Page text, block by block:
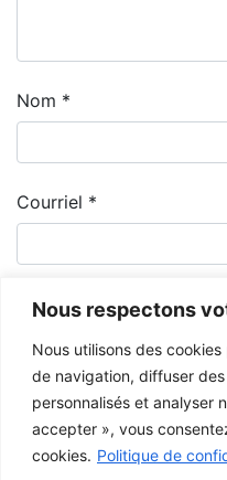
Nous respectons
Nous utilisons des
de navigation, diffuser
personnalisés et analyser
accepter », vous
cookies. Politique de
Nom *
Courriel *